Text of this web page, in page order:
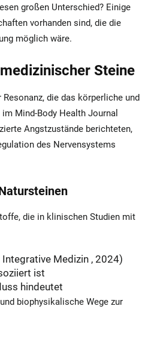
großen Unterschied? Einige
vorhanden sind, die die
möglich wäre.
Steine
die das körperliche und
im Mind-Body Health Journal
Angstzustände berichteten,
des Nervensystems
die in klinischen Studien mit
Medizin , 2024)
ist
hindeutet
biophysikalische Wege zur